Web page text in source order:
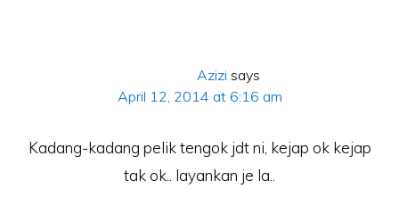
Azizi says
April 12, 2014 at 6:16 am
Kadang-kadang pelik tengok jdt ni, kejap ok kejap
tak ok.. layankan je la..